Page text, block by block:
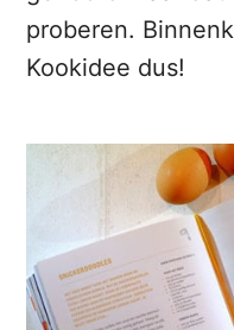
proberen.
Kookidee dus!